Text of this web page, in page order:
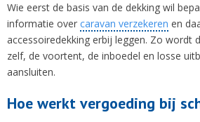
Wie eerst de basis van de dekking wil
informatie over caravan verzekeren en
accessoiredekking erbij leggen. Zo wordt
zelf, de voortent, de inboedel en losse
aansluiten.
Hoe werkt vergoeding bij